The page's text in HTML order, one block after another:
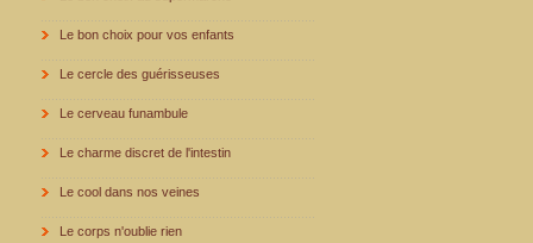
Le bon choix pour vos enfants
Le cercle des guérisseuses
Le cerveau funambule
Le charme discret de l'intestin
Le cool dans nos veines
Le corps n'oublie rien